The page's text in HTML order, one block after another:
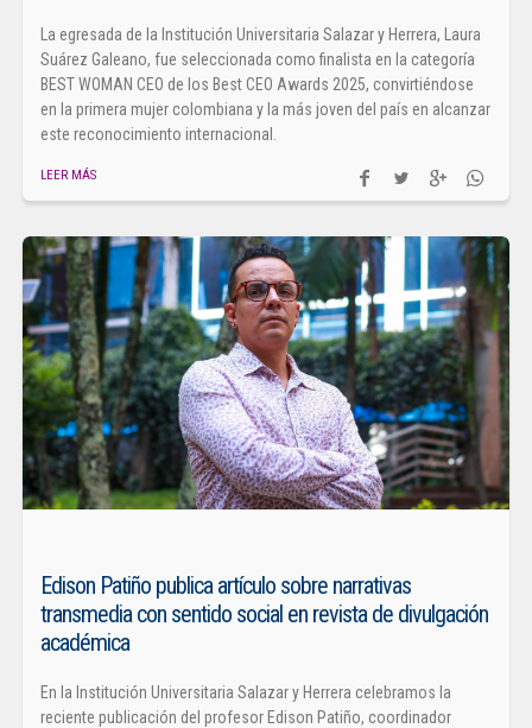
La egresada de la Institución Universitaria Salazar y Herrera, Laura
Suárez Galeano, fue seleccionada como finalista en la categoría
BEST WOMAN CEO de los Best CEO Awards 2025, convirtiéndose
en la primera mujer colombiana y la más joven del país en alcanzar
este reconocimiento internacional.
LEER MÁS
Edison Patiño publica artículo sobre narrativas
transmedia con sentido social en revista de divulgación
académica
En la Institución Universitaria Salazar y Herrera celebramos la
reciente publicación del profesor Edison Patiño, coordinador